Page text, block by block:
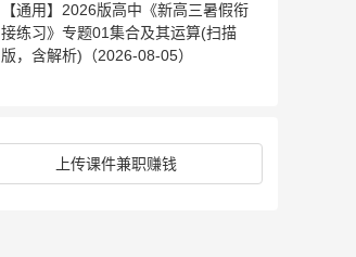
【通用】2026版高中《新高三暑假衔
接练习》专题01集合及其运算(扫描
版，含解析)（2026-08-05）
上传课件兼职赚钱